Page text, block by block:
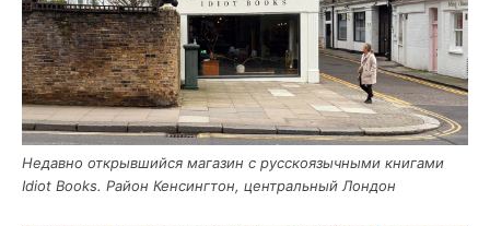
Недав­но открыв­ший­ся мага­зин с рус­ско­языч­ны­ми кни­га­ми
Idiot Books. Рай­он Кен­синг­тон, цен­траль­ный Лондон